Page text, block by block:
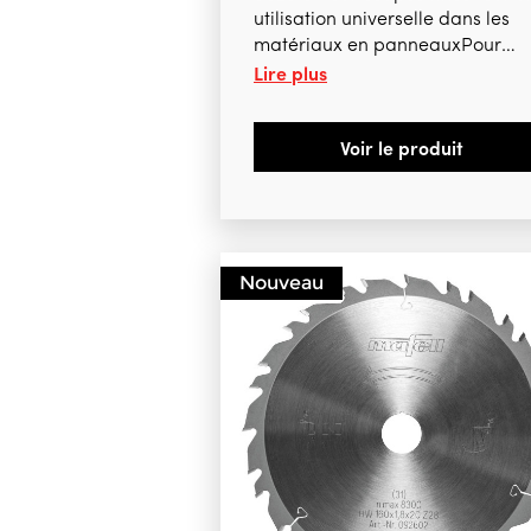
utilisation universelle dans les
matériaux en panneauxPour
K105, K105-18
Lire plus
Voir le produit
Nouveau